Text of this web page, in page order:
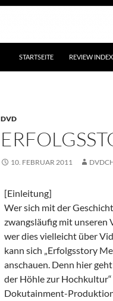
STARTSEITE REVIEW INDEX
DVD
10. FEBRUAR 2011
[Einleitung]
Wer sich mit der
zwangsläufig mit unseren
wer dies vielleicht über
kann sich „Erfolgsstory
anschauen. Denn hier
der Höhle zur
Dokutainment-